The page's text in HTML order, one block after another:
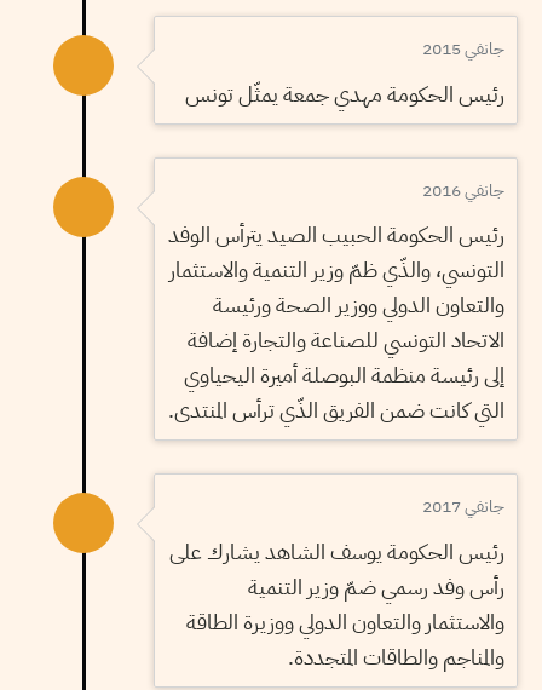
جانفي 2015
رئيس الحكومة مهدي جمعة يمثّل تونس
جانفي 2016
رئيس الحكومة الحبيب الصيد يترأس الوفد
التونسي، والذّي ظمّ وزير التنمية والاستثمار
والتعاون الدولي ووزير الصحة ورئيسة
الاتحاد التونسي للصناعة والتجارة إضافة
إلى رئيسة منظمة البوصلة أميرة اليحياوي
التي كانت ضمن الفريق الذّي ترأس المنتدى.
جانفي 2017
رئيس الحكومة يوسف الشاهد يشارك على
رأس وفد رسمي ضمّ وزير التنمية
والاستثمار والتعاون الدولي ووزيرة الطاقة
والمناجم والطاقات المتجددة.